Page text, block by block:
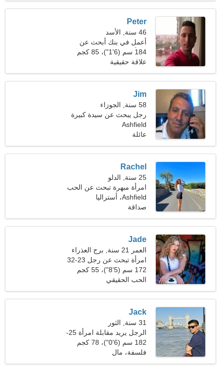
Peter
46 سنة, الأسد
أعمل في بنك أبحث عن
امرأة جميلة
184 سم (6'1")، 85 كجم
(187 رطلا)
علاقة حقيقية
Jim
58 سنة, الجوزاء
رجل يبحث عن سيدة كبيرة
51-56
Ashfield
عائلة
Rachel
25 سنة, الدلو
امرأة مبهرة تبحث عن الحب
الحقيقي
Ashfield، أستراليا
صداقة
Jade
العمر 21 سنة, برج العذراء
امرأة تبحث عن رجل 23-32
172 سم (5'8")، 55 كجم
(121 رطلا)
الحب الحقيقي
Jack
31 سنة, الثور
الرجل يريد مقابلة امرأة 25-
29
182 سم (6'0")، 78 كجم
(171 رطلا)
فلسفة، مال